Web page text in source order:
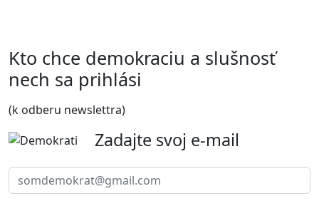
Kto chce demokraciu a slušnosť
nech sa prihlási
(k odberu newslettra)
Zadajte svoj e-mail